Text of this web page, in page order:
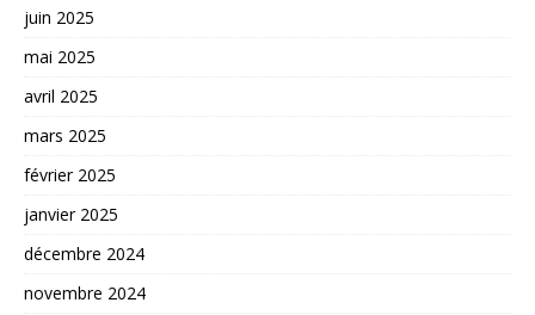
juin 2025
mai 2025
avril 2025
mars 2025
février 2025
janvier 2025
décembre 2024
novembre 2024